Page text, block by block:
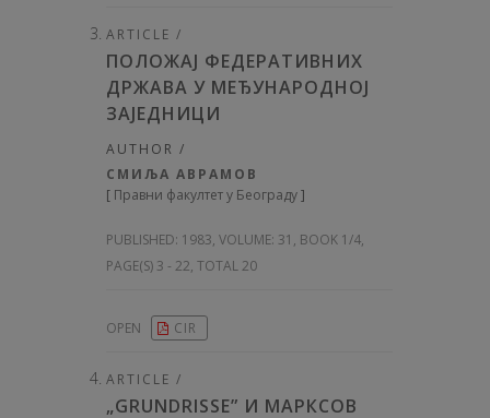
ARTICLE /
ПОЛОЖАЈ ФЕДЕРАТИВНИХ
ДРЖАВА У МЕЂУНАРОДНОЈ
ЗАЈЕДНИЦИ
AUTHOR /
СМИЉА АВРАМОВ
[ Правни факултет у Београду]
PUBLISHED: 1983, VOLUME: 31 , BOOK 1/4,
PAGE(S) 3 - 22, TOTAL 20
OPEN CIR
ARTICLE /
„GRUNDRISSE” И МАРКСОВ